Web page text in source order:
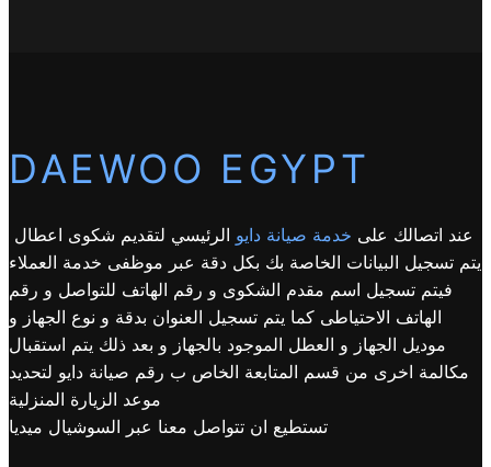
DAEWOO EGYPT
عند اتصالك على خدمة صيانة دايو الرئيسي لتقديم شكوى اعطال
يتم تسجيل البيانات الخاصة بك بكل دقة عبر موظفى خدمة العملاء
فيتم تسجيل اسم مقدم الشكوى و رقم الهاتف للتواصل و رقم
الهاتف الاحتياطى كما يتم تسجيل العنوان بدقة و نوع الجهاز و
موديل الجهاز و العطل الموجود بالجهاز و بعد ذلك يتم استقبال
مكالمة اخرى من قسم المتابعة الخاص ب رقم صيانة دايو لتحديد
موعد الزيارة المنزلية
تستطيع ان تتواصل معنا عبر السوشيال ميديا